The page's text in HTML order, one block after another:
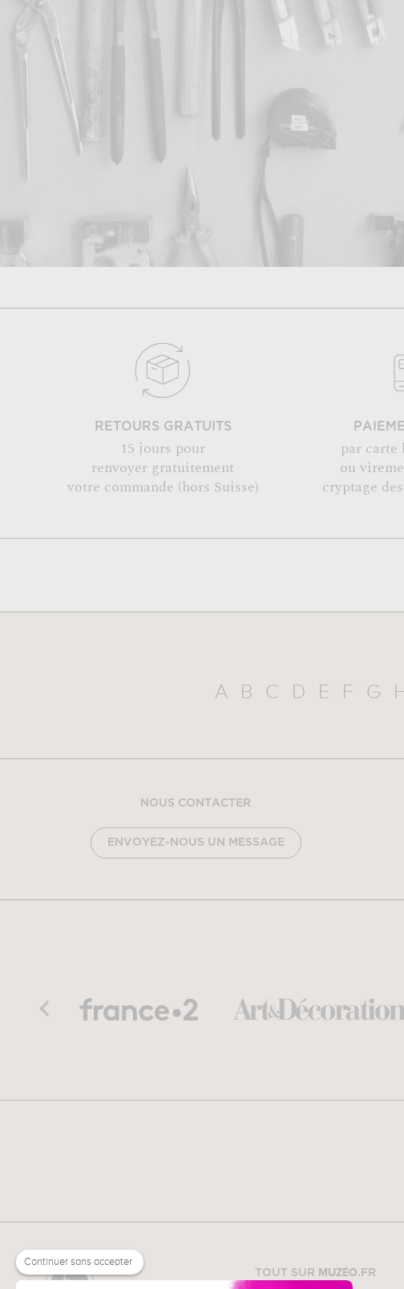
RETOURS GRATUITS
15 jours pour
renvoyer gratuitement
votre commande (hors Suisse)
par carte
ou
cryptage
A B C D E F G
NOUS CONTACTER
ENVOYEZ-NOUS UN MESSAGE
TOUT SUR MUZÉO.FR
Continuer sans accepter